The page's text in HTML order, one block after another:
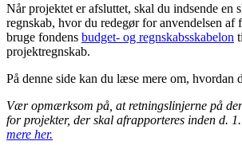
Når projektet er afsluttet, skal du indsende en
regnskab, hvor du redegør for anvendelsen af
bruge fondens budget- og regnskabsskabelon
projektregnskab.
På denne side kan du læse mere om, hvordan
Vær opmærksom på, at retningslinjerne på
for projekter, der skal afrapporteres inden d.
mere her.